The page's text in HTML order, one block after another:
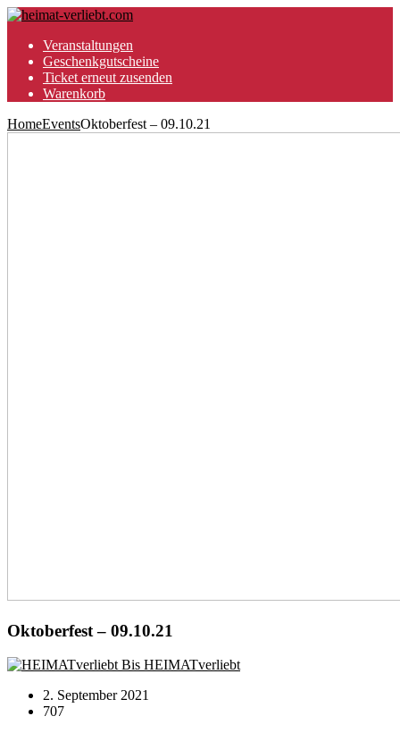
Veranstaltungen
Geschenkgutscheine
Ticket erneut zusenden
Warenkorb
HomeEventsOktoberfest – 09.10.21
Oktoberfest – 09.10.21
Bis HEIMATverliebt
2. September 2021
707